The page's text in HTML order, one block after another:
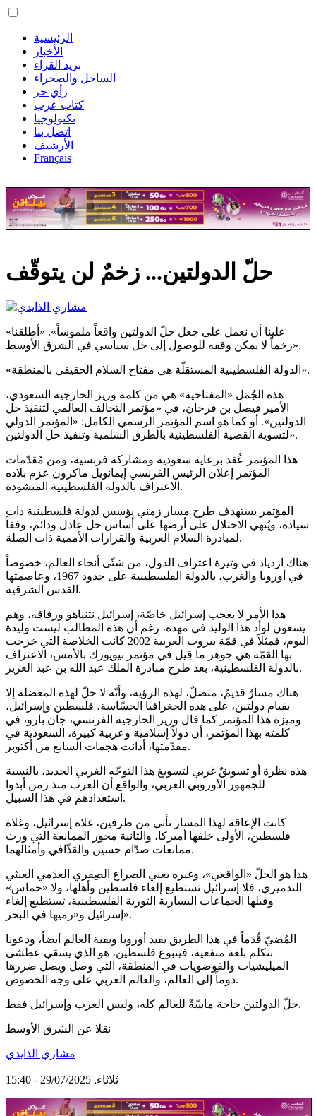
الرئيسية
الأخبار
بريد القراء
الساحل والصحراء
رأي حر
كتاب عرب
تكنولوجيا
اتصل بنا
الأرشيف
Français
حلّ الدولتين... زخمٌ لن يتوقّف
«علينا أن نعمل على جعل حلّ الدولتين واقعاً ملموساً». «أطلقنا
زخماً لا يمكن وقفه للوصول إلى حل سياسي في الشرق الأوسط».
«الدولة الفلسطينية المستقلّة هي مفتاح السلام الحقيقي بالمنطقة».
هذه الجُمَل «المفتاحية» هي من كلمة وزير الخارجية السعودي،
الأمير فيصل بن فرحان، في «مؤتمر التحالف العالمي لتنفيذ حل
الدولتين». أو كما هو اسم المؤتمر الرسمي الكامل: «المؤتمر الدولي
لتسوية القضية الفلسطينية بالطرق السلمية وتنفيذ حل الدولتين».
هذا المؤتمر عُقد برعاية سعودية ومشاركة فرنسية، ومن مُقدّمات
المؤتمر إعلان الرئيس الفرنسي إيمانويل ماكرون عزم بلاده
الاعتراف بالدولة الفلسطينية المنشودة.
المؤتمر يستهدف طرح مسار زمني يؤسس لدولة فلسطينية ذات
سيادة، ويُنهي الاحتلال على أرضها على أساس حل عادل ودائم، وفقاً
لمبادرة السلام العربية والقرارات الأممية ذات الصلة.
هناك ازدياد في وتيرة اعتراف الدول، من شتّى أنحاء العالم، خصوصاً
في أوروبا والغرب، بالدولة الفلسطينية على حدود 1967، وعاصمتها
القدس الشرقية.
هذا الأمر لا يعجب إسرائيل خاصّة، إسرائيل نتنياهو ورفاقه، وهم
يسعون لوأد هذا الوليد في مهده، رغم أن هذه المطالب ليست وليدة
اليوم، فمثلاً في قمّة بيروت العربية 2002 كانت الخلاصة التي خرجت
بها القمّة هي جوهر ما قِيل في مؤتمر نيويورك بالأمس، الاعتراف
بالدولة الفلسطينية، بعد طرح مبادرة الملك عبد الله بن عبد العزيز.
هناك مسارٌ قديمٌ، متصلٌ، لهذه الرؤية، وأنّه لا حلّ لهذه المعضلة إلا
بقيام دولتين، على هذه الجغرافيا الحسّاسة، فلسطين وإسرائيل،
وميزة هذا المؤتمر كما قال وزير الخارجية الفرنسي، جان بارو، في
كلمته بهذا المؤتمر، أن دولاً إسلامية وعربية كبيرة، السعودية في
مقدّمتها، أدانت هجمات السابع من أكتوبر.
هذه نظرة أو تسويقٌ غربي لتسويغ هذا التوجّه الغربي الجديد، بالنسبة
للجمهور الأوروبي الغربي، والواقع أن العرب منذ زمن أبدوا
استعدادهم في هذا السبيل.
كانت الإعاقة لهذا المسار تأتي من طرفين، غلاة إسرائيل، وغلاة
فلسطين، الأولى خلفها أميركا، والثانية محور الممانعة التي ورث
ممانعات صدّام حسين والقذّافي وأمثالهما.
هذا هو الحلّ «الواقعي»، وغيره يعني الصراع الصِفري العدَمي العبثي
التدميري، فلا إسرائيل تستطيع إلغاء فلسطين وأهلها، ولا «حماس»
وقبلها الجماعات اليسارية الثورية الفلسطينية، تستطيع إلغاء
إسرائيل و«رميها في البحر».
المُضيّ قُدَماً في هذا الطريق يفيد أوروبا وبقية العالم أيضاً، ودعونا
نتكلم بلغة منفعية، فينبوع فلسطين، هو الذي يسقي عطشى
الميليشيات والفوضويات في المنطقة، التي وصل ويصل ضررها
دوماً إلى العالم، والعالم الغربي على وجه الخصوص.
حلّ الدولتين حاجة ماسّةٌ للعالم كله، وليس العرب وإسرائيل فقط.
نقلا عن الشرق الأوسط
مشاري الذايدي
ثلاثاء, 29/07/2025 - 15:40